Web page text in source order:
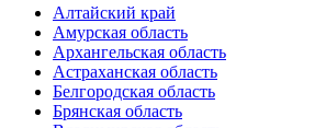
Алтайский край
Амурская область
Архангельская область
Астраханская область
Белгородская область
Брянская область